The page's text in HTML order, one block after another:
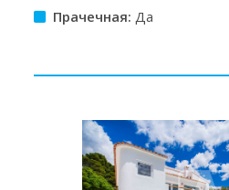
Прачечная: Да